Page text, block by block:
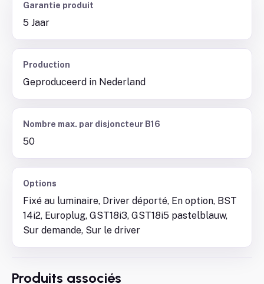
Garantie produit
5 Jaar
Production
Geproduceerd in Nederland
Nombre max. par disjoncteur B16
50
Options
Fixé au luminaire, Driver déporté, En option, BST
14i2, Europlug, GST18i3, GST18i5 pastelblauw,
Sur demande, Sur le driver
Produits associés